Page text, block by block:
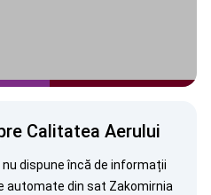
Calitatea Aerului
dispune încă de informații
automate din sat Zakomirnia